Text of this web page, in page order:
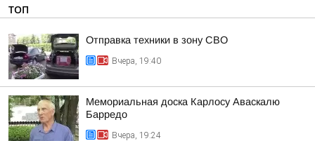
ТОП
Отправка техники в зону СВО
Вчера, 19:40
Мемориальная доска Карлосу Аваскалю
Барредо
Вчера, 19:24